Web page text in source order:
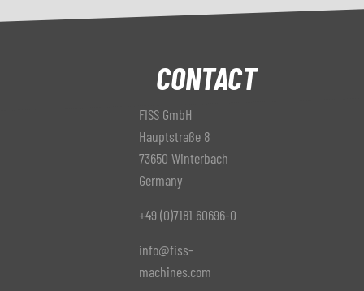
CONTACT
FISS GmbH
Hauptstraße 8
73650 Winterbach
Germany
+49 (0)7181 60696-0
info@fiss-
machines.com